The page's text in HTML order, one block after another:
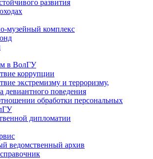
развития
музейный комплекс
в ВолГУ
коррупции
экстремизму и терроризму,
девиантного поведения
обработки персональных
дипломатии
ведомственный архив